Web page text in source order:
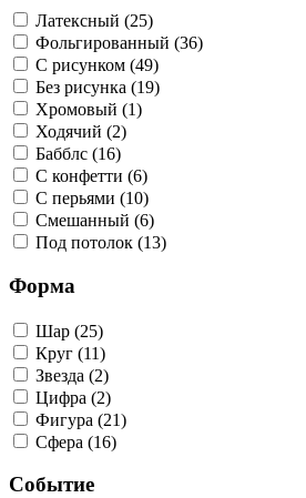
Латексный (25)
Фольгированный (36)
С рисунком (49)
Без рисунка (19)
Хромовый (1)
Ходячий (2)
Бабблс (16)
С конфетти (6)
С перьями (10)
Смешанный (6)
Под потолок (13)
Форма
Шар (25)
Круг (11)
Звезда (2)
Цифра (2)
Фигура (21)
Сфера (16)
Событие